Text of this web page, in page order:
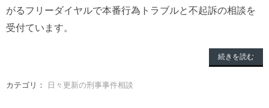
がるフリーダイヤルで本番行為トラブルと不起訴の相談を
受付ています。
続きを読む
カテゴリ： 日々更新の刑事事件相談